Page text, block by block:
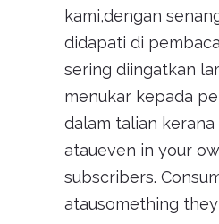
kami,dengan
didapati di
sering diingatkan
menukar kepada
dalam talian
ataueven in your
subscribers.
atausomething